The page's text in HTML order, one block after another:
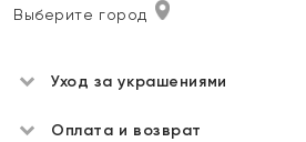
Выберите город
Уход за украшениями
Оплата и возврат